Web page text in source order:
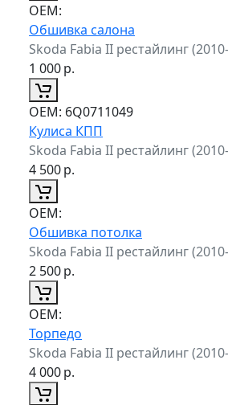
ОЕМ:
Обшивка салона
Skoda Fabia II рестайлинг
1 000р.
ОЕМ: 6Q0711049
Кулиса КПП
Skoda Fabia II рестайлинг
4 500р.
ОЕМ:
Обшивка потолка
Skoda Fabia II рестайлинг
2 500р.
ОЕМ:
Торпедо
Skoda Fabia II рестайлинг
4 000р.